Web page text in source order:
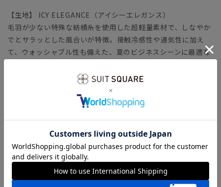
【生地】 ICY ELEGANCE（アイシーエレガンス）
毛羽が少ない特殊な紡績糸を使用した超軽量素材で、しなやか
でとサラッとした風合いが特徴。接触冷感性や通気性に加え
て、ウォッシャブル性も備えた、夏のビジネスシーンに最適な
ウォッシャブル／汚れてもご家庭で簡単にお洗濯が可能です。
おすすめの洗えるスーツが知りたい方は...
◆洗えるスーツ（ウォッシャブルスーツ）のおすすめ12選！コ
スパのいい選び方や洗い方を解説